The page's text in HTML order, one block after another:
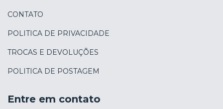
CONTATO
POLITICA DE PRIVACIDADE
TROCAS E DEVOLUÇÕES
POLITICA DE POSTAGEM
Entre em contato